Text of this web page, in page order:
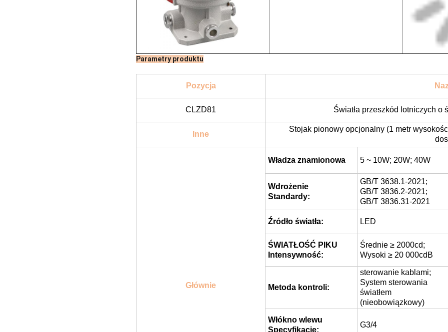
Stojak pionowy opcjonalny (1 metr
Wdrożenie
GB/T 3638.1-2021;
GB/T 3836.2-2021;
GB/T 3836.31-2021
ŚWIATŁOŚĆ PIKU
Średnie ≥ 2000cd;
sterowanie kablami;
System sterowania
światłem
(nieobowiązkowy)
Włókno wlewu